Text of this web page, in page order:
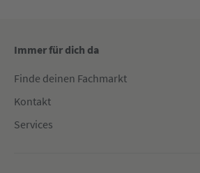
Immer für dich da
Finde deinen Fachmarkt
Kontakt
Services